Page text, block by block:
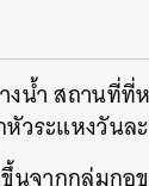
น้ำ สถานที่ที่
หัวระแหงวัน